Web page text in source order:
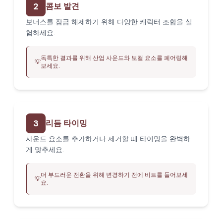
2 콤보 발견
보너스를 잠금 해제하기 위해 다양한 캐릭터 조합을 실
험하세요.
💡독특한 결과를 위해 산업 사운드와 보컬 요소를 페어링해
보세요.
3 리듬 타이밍
사운드 요소를 추가하거나 제거할 때 타이밍을 완벽하
게 맞추세요.
💡더 부드러운 전환을 위해 변경하기 전에 비트를 들어보세
요.